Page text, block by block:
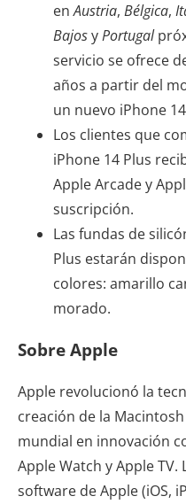
enAustria, Bélgica,
BajosyPortugal
servicio se ofrece
años a partir del
un nuevo iPhone
Los clientes que
iPhone 14 Plus
Apple Arcade y
suscripción.
Las fundas de
Plus estarán
colores: amarillo
morado.
Sobre Apple
Apple revolucionó la
creación de la
mundial en innovación
Apple Watch y Apple
software de Apple (iOS,